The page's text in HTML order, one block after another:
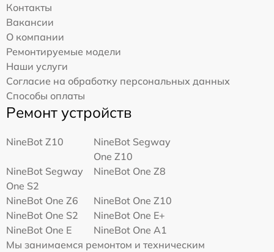
Контакты
Вакансии
О компании
Ремонтируемые модели
Наши услуги
Согласие на обработку персональных данных
Способы оплаты
Ремонт устройств
NineBot Z10
NineBot Segway
One Z10
NineBot Segway
One S2
NineBot One Z8
NineBot One Z6
NineBot One Z10
NineBot One S2
NineBot One E+
NineBot One E
NineBot One A1
Мы занимаемся ремонтом и техническим